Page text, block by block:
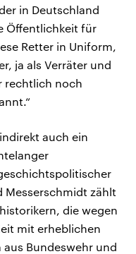
in Deutschland
Öffentlichkeit für
Retter in Uniform,
ja als Verräter und
rechtlich noch
auch ein
Messerschmidt zählt
die wegen
mit erheblichen
Bundeswehr und